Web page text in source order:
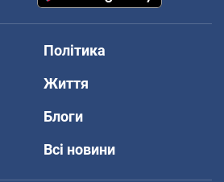
Політика
Життя
Блоги
Всі новини